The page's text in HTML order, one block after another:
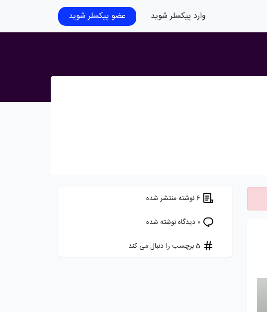
وارد پیکسلر شوید عضو پیکسلر شوید